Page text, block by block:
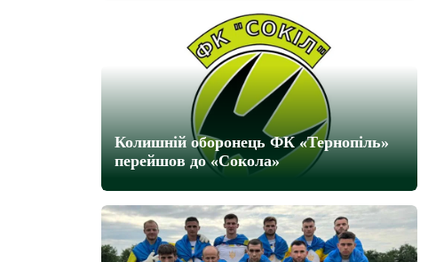
Колишній оборонець ФК «Тернопіль»
перейшов до «Сокола»